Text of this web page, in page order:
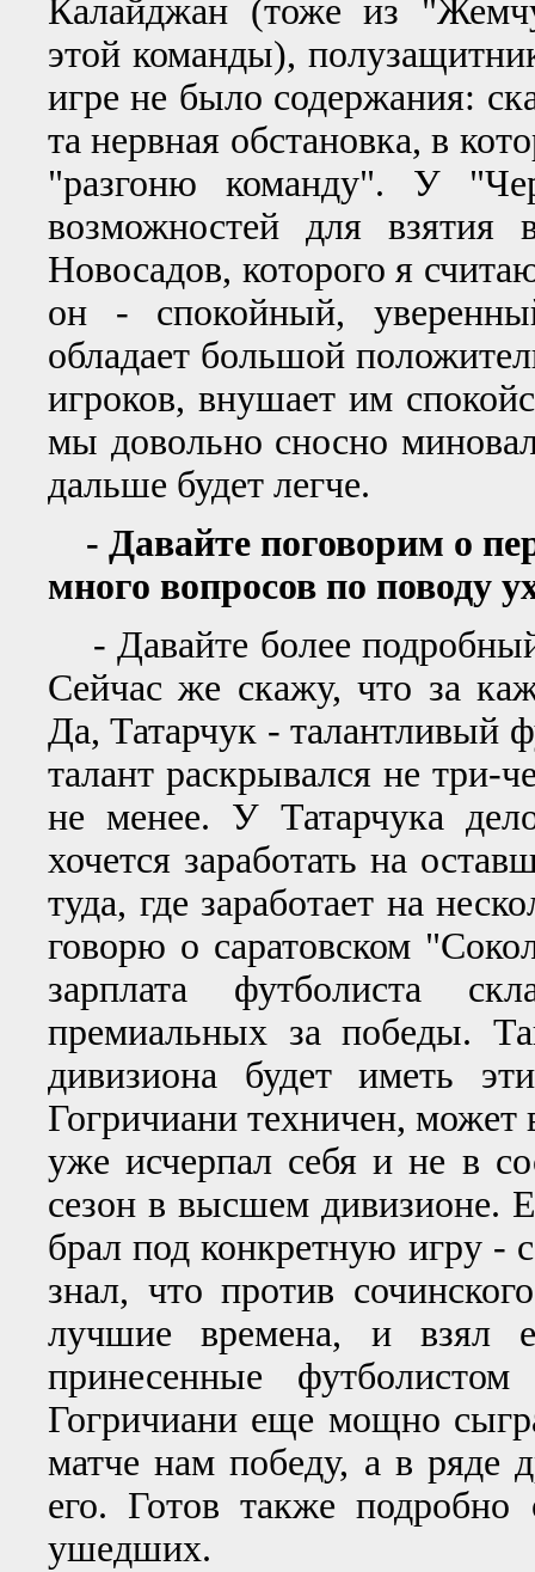
Калайджан (тоже из
этой команды),
игре не было содержания:
та нервная обстановка, в
"разгоню команду". У
возможностей для
Новосадов, которого я
он - спокойный,
обладает большой
игроков, внушает им
мы довольно сносно
дальше будет легче.
- Давайте поговорим о
много вопросов по поводу
- Давайте более
Сейчас же скажу, что за
Да, Татарчук - талантливый
талант раскрывался не три-
не менее. У Татарчука
хочется заработать на
туда, где заработает на
говорю о саратовском
зарплата футболиста
премиальных за победы.
дивизиона будет иметь
Гогричиани техничен,
уже исчерпал себя и не в
сезон в высшем дивизионе.
брал под конкретную игру
знал, что против
лучшие времена, и взял
принесенные
Гогричиани еще мощно
матче нам победу, а в ряде
его. Готов также
ушедших.